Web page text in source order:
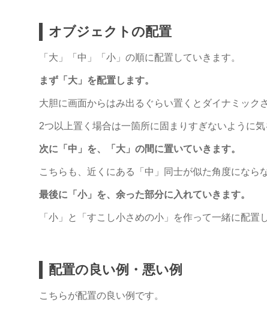
オブジェクトの配置
「大」「中」「小」の順に配置していきます。
まず「大」を配置します。
大胆に画面からはみ出るぐらい置くとダイナミック
2つ以上置く場合は一箇所に固まりすぎないように
次に「中」を、「大」の間に置いていきます。
こちらも、近くにある「中」同士が似た角度になら
最後に「小」を、余った部分に入れていきます。
「小」と「すこし小さめの小」を作って一緒に配置
配置の良い例・悪い例
こちらが配置の良い例です。